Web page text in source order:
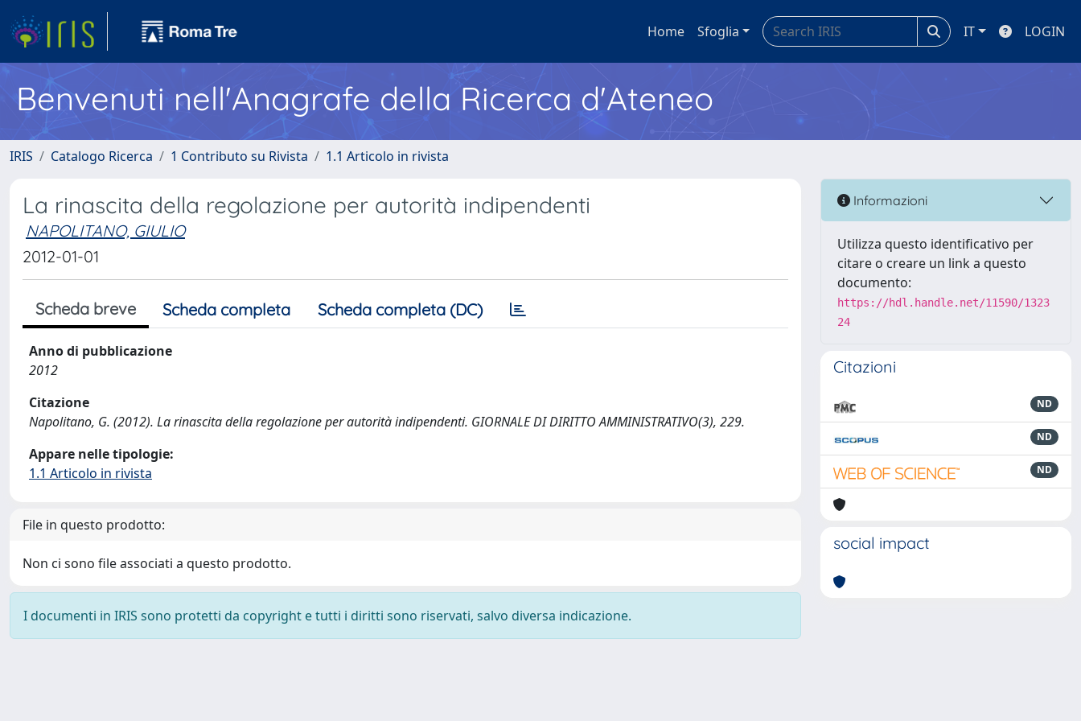
Home Sfoglia IT LOGIN
Benvenuti nell'Anagrafe della Ricerca d'Ateneo
IRIS Catalogo Ricerca 1 Contributo su Rivista 1.1 Articolo in rivista
La rinascita della regolazione per autorità indipendenti
NAPOLITANO, GIULIO
2012-01-01
Scheda breve Scheda completa Scheda completa (DC)
Anno di pubblicazione
2012
Citazione
Napolitano, G. (2012). La rinascita della regolazione per autorità indipendenti. GIORNALE DI DIRITTO AMMINISTRATIVO(3), 229.
Appare nelle tipologie:
1.1 Articolo in rivista
File in questo prodotto:
Non ci sono file associati a questo prodotto.
I documenti in IRIS sono protetti da copyright e tutti i diritti sono riservati, salvo diversa indicazione.
Informazioni
Utilizza questo identificativo per
citare o creare un link a questo
documento:
https://hdl.handle.net/11590/1323
24
Citazioni
ND
ND
ND
social impact